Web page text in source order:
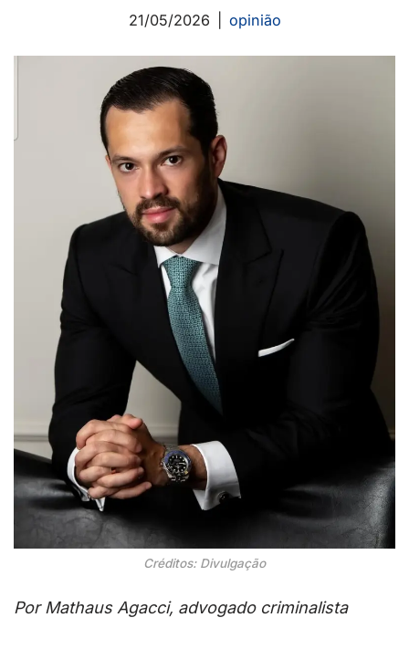
21/05/2026 opinião
Créditos: Divulgação
Por Mathaus Agacci, advogado criminalista